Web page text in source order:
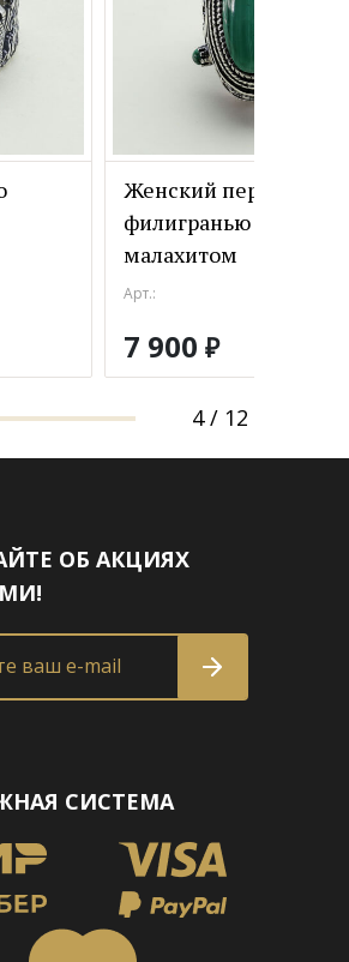
Женский перстень с
филигранью из
малахитом
Арт.:
7 900 ₽
4 / 12
ОБ АКЦИЯХ
ваш e-mail
СИСТЕМА